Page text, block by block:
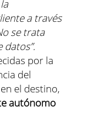
a través
se trata
por la
del
el destino,
autónomo